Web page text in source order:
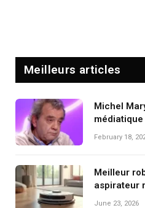
Meilleurs articles
Michel
February 18,
Meilleur
aspirateur
facile de la
June 23, 2026